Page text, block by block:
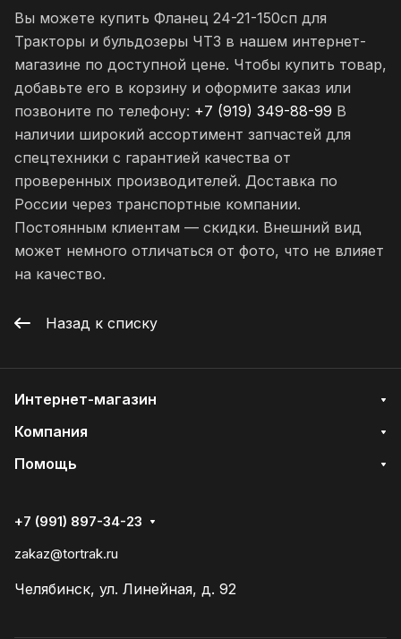
Вы можете купить Фланец 24-21-150сп для
Тракторы и бульдозеры ЧТЗ в нашем интернет-
магазине по доступной цене. Чтобы купить товар,
добавьте его в корзину и оформите заказ или
позвоните по телефону: +7 (919) 349-88-99 В
наличии широкий ассортимент запчастей для
спецтехники с гарантией качества от
проверенных производителей. Доставка по
России через транспортные компании.
Постоянным клиентам — скидки. Внешний вид
может немного отличаться от фото, что не влияет
на качество.
Назад к списку
Интернет-магазин
Компания
Помощь
+7 (991) 897-34-23
zakaz@tortrak.ru
Челябинск, ул. Линейная, д. 92